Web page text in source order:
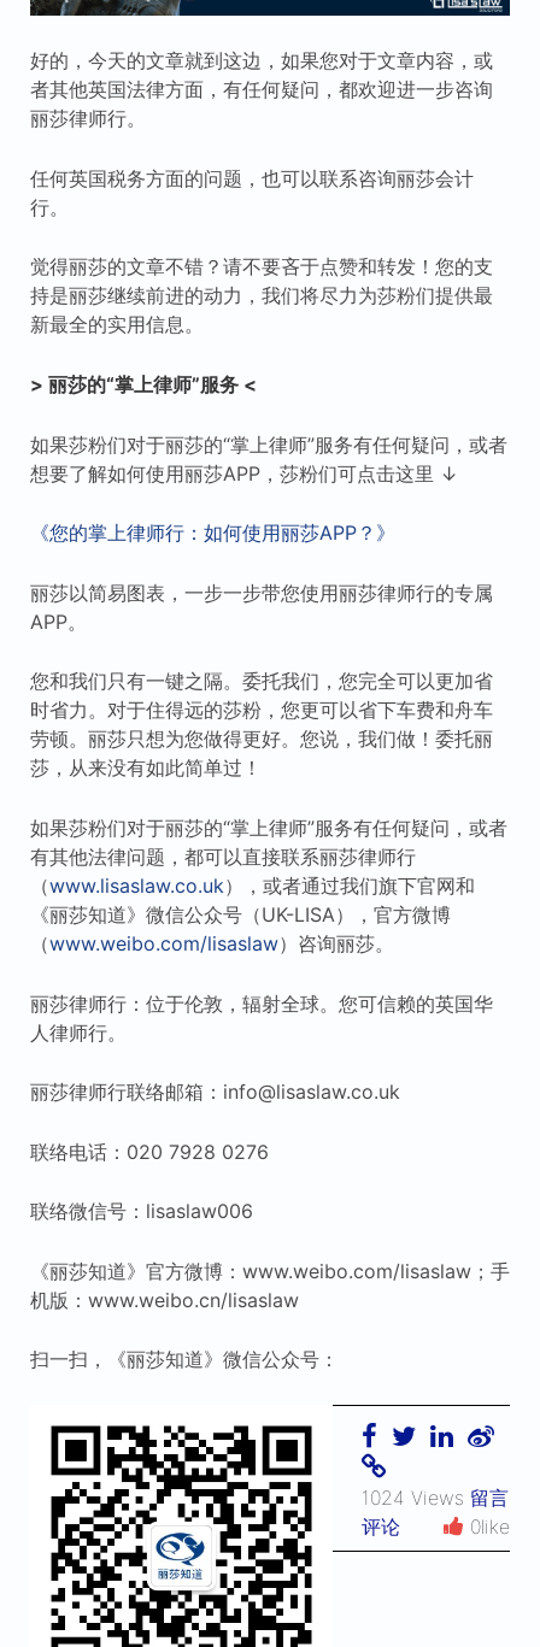
好的，今天的文章就到这边，如果您对于文章内容，或
者其他英国法律方面，有任何疑问，都欢迎进一步咨询
丽莎律师行。
任何英国税务方面的问题，也可以联系咨询丽莎会计
行。
觉得丽莎的文章不错？请不要吝于点赞和转发！您的支
持是丽莎继续前进的动力，我们将尽力为莎粉们提供最
新最全的实用信息。
> 丽莎的“掌上律师”服务 <
如果莎粉们对于丽莎的“掌上律师”服务有任何疑问，或者
想要了解如何使用丽莎APP，莎粉们可点击这里 ↓
《您的掌上律师行：如何使用丽莎APP？》
丽莎以简易图表，一步一步带您使用丽莎律师行的专属
APP。
您和我们只有一键之隔。委托我们，您完全可以更加省
时省力。对于住得远的莎粉，您更可以省下车费和舟车
劳顿。丽莎只想为您做得更好。您说，我们做！委托丽
莎，从来没有如此简单过！
如果莎粉们对于丽莎的“掌上律师”服务有任何疑问，或者
有其他法律问题，都可以直接联系丽莎律师行
（www.lisaslaw.co.uk），或者通过我们旗下官网和
《丽莎知道》微信公众号（UK-LISA），官方微博
（www.weibo.com/lisaslaw）咨询丽莎。
丽莎律师行：位于伦敦，辐射全球。您可信赖的英国华
人律师行。
丽莎律师行联络邮箱：info@lisaslaw.co.uk
联络电话：020 7928 0276
联络微信号：lisaslaw006
《丽莎知道》官方微博：www.weibo.com/lisaslaw；手
机版：www.weibo.cn/lisaslaw
扫一扫，《丽莎知道》微信公众号：
1024 Views 留言
评论
0like